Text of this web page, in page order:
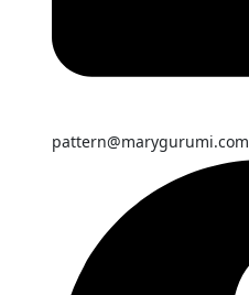
pattern@marygurumi.com